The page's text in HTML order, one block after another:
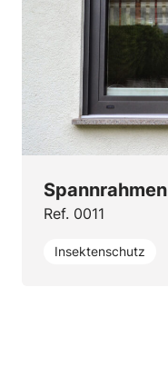
Spannrahmen
Ref. 0011
Insektenschutz